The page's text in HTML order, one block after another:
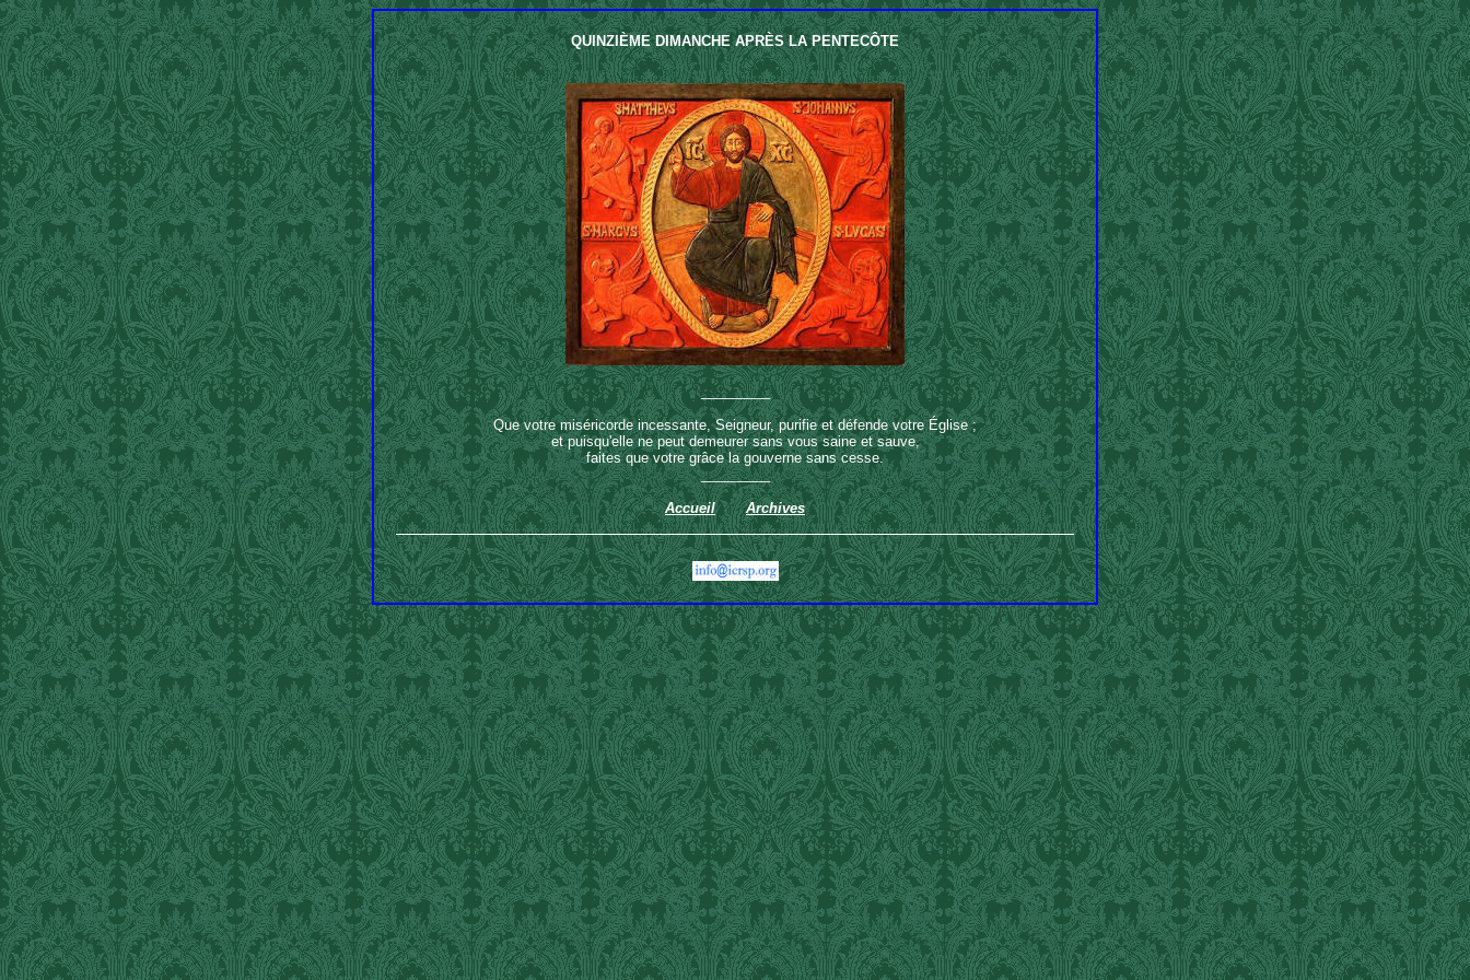
QUINZIÈME DIMANCHE APRÈS LA PENTECÔTE
_________
Que votre miséricorde incessante, Seigneur, purifie et défende votre Église ;
et puisqu'elle ne peut demeurer sans vous saine et sauve,
faites que votre grâce la gouverne sans cesse.
_________
Accueil Archives